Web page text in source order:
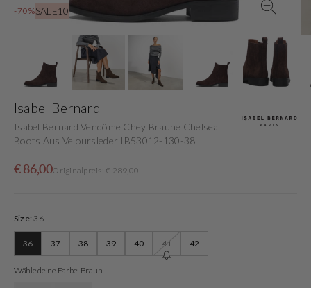
-70%SALE10
Isabel Bernard
Isabel Bernard Vendôme Chey Braune Chelsea
Boots Aus Veloursleder IB53012-130-38
Verkaufspreis
€ 86,00
NormalerOriginalpreis: € 289,00
Size:36
36Variante
ausverkauft
oder
nicht
37Variante
oder
nicht
38Variante
oder
nicht
39Variante
40Variante
ausverkauft
41Variante
ausverkauft
42Variante
Wähle deine Farbe: Braun